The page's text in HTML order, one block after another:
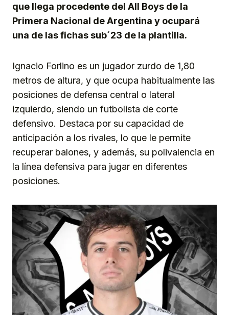
que llega procedente del All Boys de la
Primera Nacional de Argentina y ocupará
una de las fichas sub´23 de la plantilla.
Ignacio Forlino es un jugador zurdo de 1,80
metros de altura, y que ocupa habitualmente las
posiciones de defensa central o lateral
izquierdo, siendo un futbolista de corte
defensivo. Destaca por su capacidad de
anticipación a los rivales, lo que le permite
recuperar balones, y además, su polivalencia en
la línea defensiva para jugar en diferentes
posiciones.